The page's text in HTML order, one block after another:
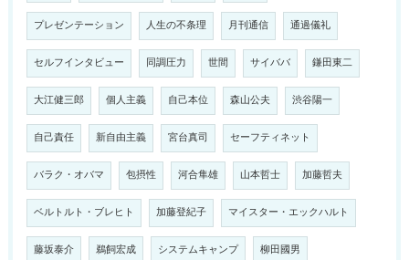
プレゼンテーション 人生の不条理 月刊通信 通過儀礼
セルフインタビュー 同調圧力 世間 サイババ 鎌田東二
大江健三郎 個人主義 自己本位 森山公夫 渋谷陽一
自己責任 新自由主義 宮台真司 セーフティネット
バラク・オバマ 包摂性 河合隼雄 山本哲士 加藤哲夫
ベルトルト・ブレヒト 加藤登紀子 マイスター・エックハルト
藤坂泰介 鵜飼宏成 システムキャンプ 柳田國男